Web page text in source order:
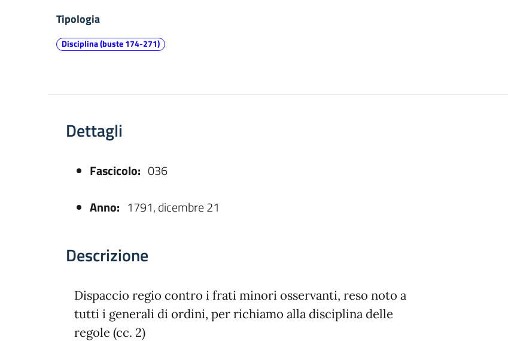
Tipologia
Disciplina (buste 174-271)
Dettagli
Fascicolo: 036
Anno: 1791, dicembre 21
Descrizione
Dispaccio regio contro i frati minori osservanti, reso noto a
tutti i generali di ordini, per richiamo alla disciplina delle
regole (cc. 2)